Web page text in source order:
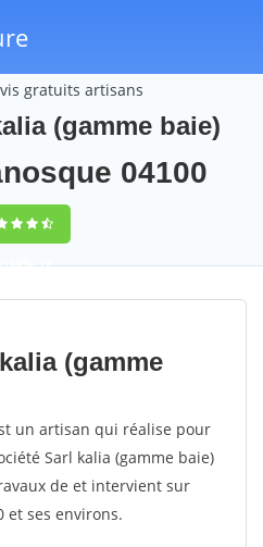
gratuits artisans
(gamme baie)
04100
72
votes
(gamme
un artisan qui réalise pour
Sarl kalia (gamme baie)
de et intervient sur
et ses environs.